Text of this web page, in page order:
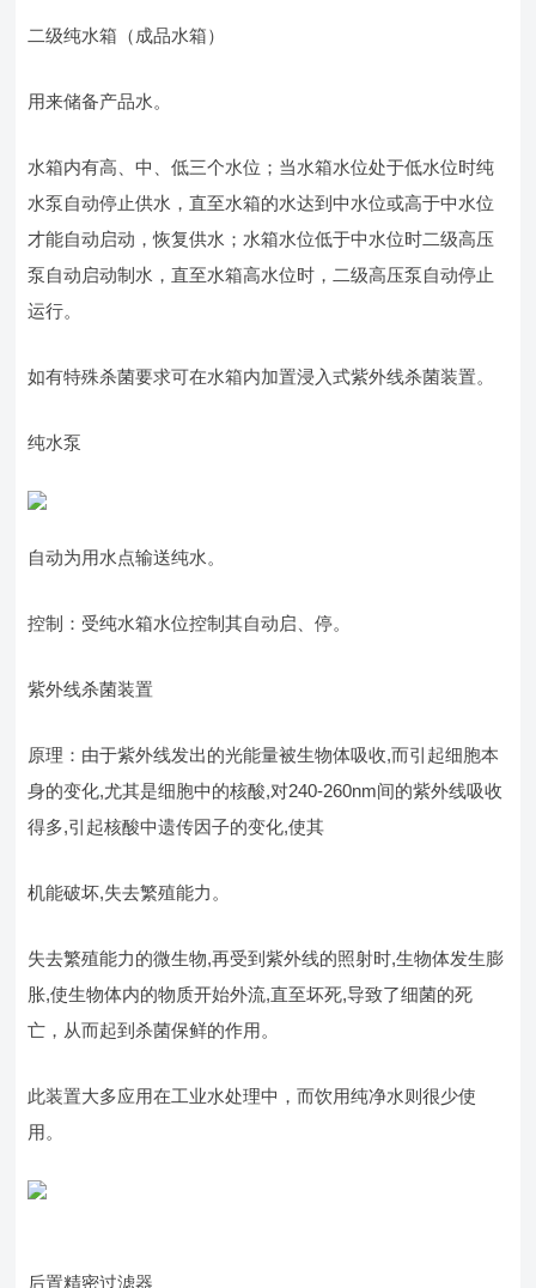
二级纯水箱（成品水箱）
用来储备产品水。
水箱内有高、中、低三个水位；当水箱水位处于低水位时纯
水泵自动停止供水，直至水箱的水达到中水位或高于中水位
才能自动启动，恢复供水；水箱水位低于中水位时二级高压
泵自动启动制水，直至水箱高水位时，二级高压泵自动停止
运行。
如有特殊杀菌要求可在水箱内加置浸入式紫外线杀菌装置。
纯水泵
自动为用水点输送纯水。
控制：受纯水箱水位控制其自动启、停。
紫外线杀菌装置
原理：由于紫外线发出的光能量被生物体吸收,而引起细胞本
身的变化,尤其是细胞中的核酸,对240-260nm间的紫外线吸收
得多,引起核酸中遗传因子的变化,使其
机能破坏,失去繁殖能力。
失去繁殖能力的微生物,再受到紫外线的照射时,生物体发生膨
胀,使生物体内的物质开始外流,直至坏死,导致了细菌的死
亡，从而起到杀菌保鲜的作用。
此装置大多应用在工业水处理中，而饮用纯净水则很少使
用。
后置精密过滤器